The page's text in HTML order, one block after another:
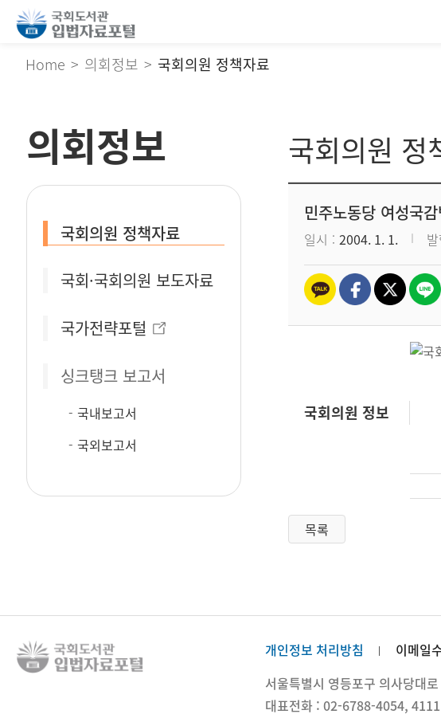
Home 의회정보 국회의원 정책자료
의회정보
국회의원 정책자료
국회·국회의원 보도자료
국가전략포털
싱크탱크 보고서
국내보고서
국외보고서
국회의원 정
민주노동당 여성국
일시 2004. 1. 1.
국회의원 정보
목록
개인정보 처리방침
이메일
서울특별시 영등포구 의사당대
대표전화 : 02-6788-4054,